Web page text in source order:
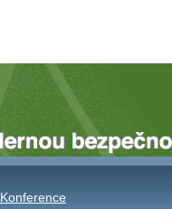
Konference